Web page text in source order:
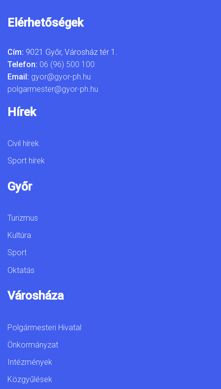
Elérhetőségek
Cím: 9021 Győr, Városház tér 1.
Telefon: 06 (96) 500 100
Email: gyor@gyor-ph.hu
polgarmester@gyor-ph.hu
Hírek
Civil hírek
Sport hírek
Győr
Turizmus
Kultúra
Sport
Oktatás
Városháza
Polgármesteri Hivatal
Önkormányzat
Intézmények
Közgyűlések